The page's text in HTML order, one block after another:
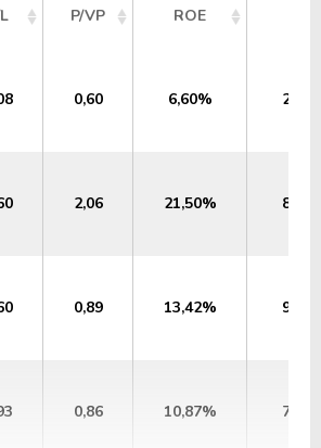
P/VP ROE
0,60 6,60%
2,06 21,50%
0,89 13,42%
0,86 10,87%